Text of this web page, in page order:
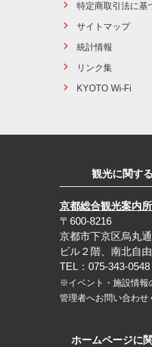
特定商取引法に基
サイトマップ
統計情報
リンク集
KYOTO Wi-Fi
観光に関す
京都総合観光案内所
〒600-8216
京都市下京区烏丸
ビル２階、南北自由
TEL：075-343-0548
※イベント・施設情報
管理者へお問い合わせ
ホームページに